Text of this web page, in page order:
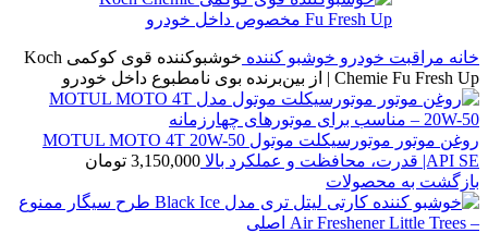
خانه مراقبت خودرو خوشبو کننده
خوشبوکننده قوی کوکمی Koch
Chemie Fu Fresh Up | از بین‌برنده بوی نامطبوع داخل خودرو
روغن موتور موتورسیکلت موتول MOTUL MOTO 4T 20W-50
|API SE قدرت، محافظت و عملکرد بالا
3,150,000 تومان
بازگشت به محصولات